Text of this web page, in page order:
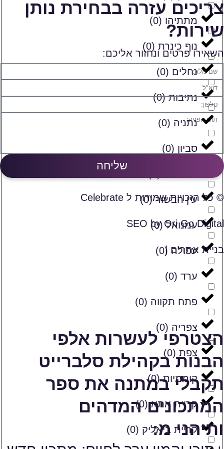
מתתיהו (
0
)
נוף כינרת (
0
)
נחלים (
0
)
נתיבות(
0
)
נתניה (
0
)
סביון (
0
)
עין הבשור(
0
)
עמנואל(
0
)
עפולה (
0
)
ערד (
0
)
פתח תקווה (
0
)
צפריה (
0
)
צפת (
0
)
קוממיות(
0
)
קריית אתא(
0
)
קריית ביאליק (
0
)
צריכים עזרה בבחירת נותן
שירות?
השאירו פרטים ונחזור אליכם:
שליחה
© כל הזכויות שמורות ל Celebrate
SEO by Ori Go Digital
בניית אתרים |
הצטרפי לעשרות אלפי
הבנות בקהילת סלברייט
תקבלי במתנה את ספר
המתכונים המדהים
ותיהני מ: